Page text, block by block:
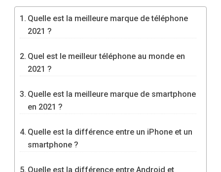
Quelle est la meilleure marque de téléphone
2021 ?
Quel est le meilleur téléphone au monde en
2021 ?
Quelle est la meilleure marque de smartphone
en 2021 ?
Quelle est la différence entre un iPhone et un
smartphone ?
Quelle est la différence entre Android et